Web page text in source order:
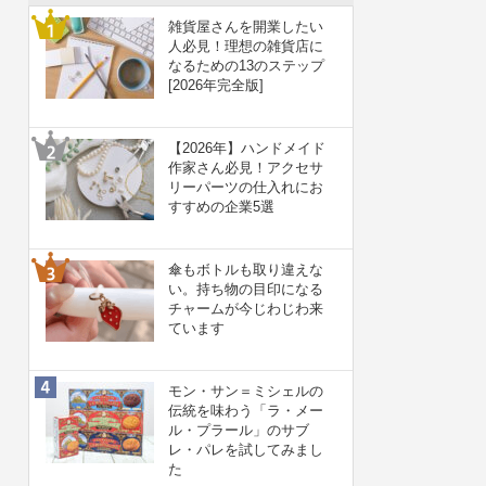
雑貨屋さんを開業したい
人必見！理想の雑貨店に
なるための13のステップ
[2026年完全版]
【2026年】ハンドメイド
作家さん必見！アクセサ
リーパーツの仕入れにお
すすめの企業5選
傘もボトルも取り違えな
い。持ち物の目印になる
チャームが今じわじわ来
ています
モン・サン＝ミシェルの
伝統を味わう「ラ・メー
ル・プラール」のサブ
レ・パレを試してみまし
た